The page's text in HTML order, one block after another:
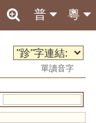
粵
普
單讀音字